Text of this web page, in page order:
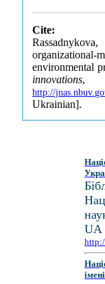
Cite:
environmental
innovations,
http://
Ukrainian].
UA